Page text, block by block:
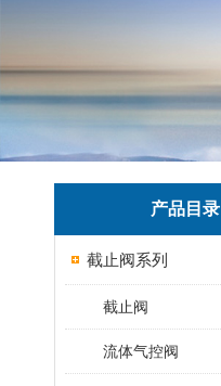
产品目录
截止阀系列
截止阀
流体气控阀